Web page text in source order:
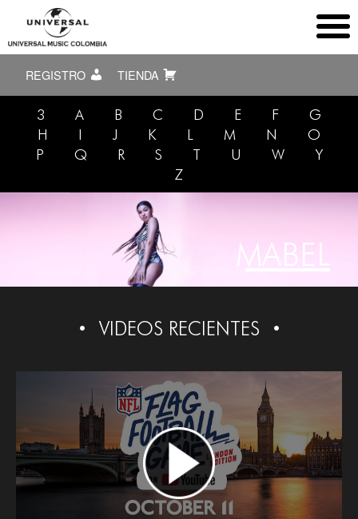
REGISTRO TIENDA
3 A B C D E F
G
H
I J K L M N
O
P
Q R S T U W
Y
Z
MABEL
VIDEOS RECIENTES